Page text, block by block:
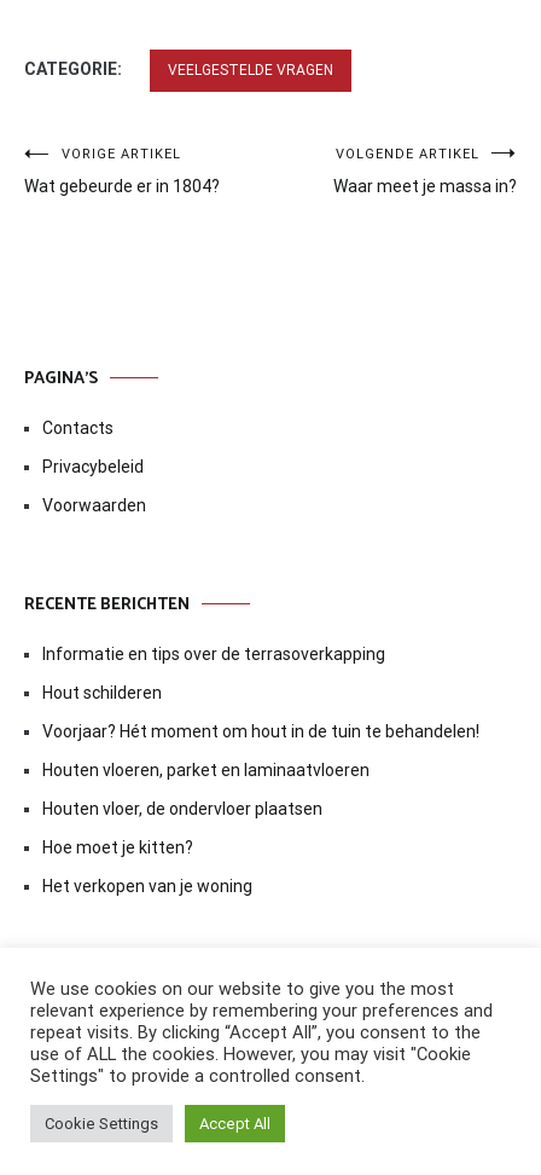
CATEGORIE: VEELGESTELDE VRAGEN
Bericht
navigatie
VORIGE ARTIKEL
Wat gebeurde er in 1804?
VOLGENDE ARTIKEL
Waar meet je massa in?
PAGINA’S
Contacts
Privacybeleid
Voorwaarden
RECENTE BERICHTEN
Informatie en tips over de terrasoverkapping
Hout schilderen
Voorjaar? Hét moment om hout in de tuin te behandelen!
Houten vloeren, parket en laminaatvloeren
Houten vloer, de ondervloer plaatsen
Hoe moet je kitten?
Het verkopen van je woning
Copyright © 2026ElkAntwoord.com
Cenoteby ThemeGrill. Aangedreven door
We use cookies on our website to give you the most
relevant experience by remembering your preferences and
repeat visits. By clicking “Accept All”, you consent to the
use of ALL the cookies. However, you may visit "Cookie
Settings" to provide a controlled consent.
Cookie Settings Accept All